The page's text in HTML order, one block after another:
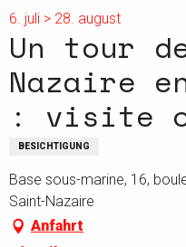
6. juli > 28. august
Un tour
Nazaire
: visite
BESICHTIGUNG
Base sous-marine, 16,
Saint-Nazaire
Anfahrt